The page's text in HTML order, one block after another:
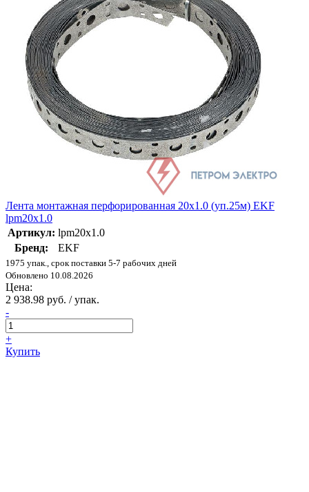
Лента монтажная перфорированная 20х1.0 (уп.25м) EKF
lpm20х1.0
Артикул: lpm20x1.0
Бренд:
EKF
1975 упак., срок поставки 5-7 рабочих дней
Обновлено 10.08.2026
Цена:
2 938.98 руб. / упак.
-
+
Купить